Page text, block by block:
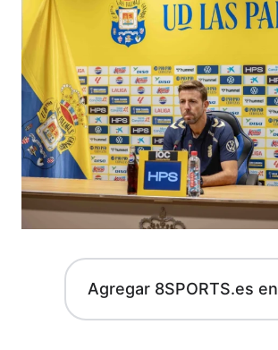
Agregar 8SPORTS.es en